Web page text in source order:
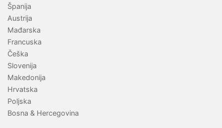
Španija
Austrija
Mađarska
Francuska
Češka
Slovenija
Makedonija
Hrvatska
Poljska
Bosna & Hercegovina